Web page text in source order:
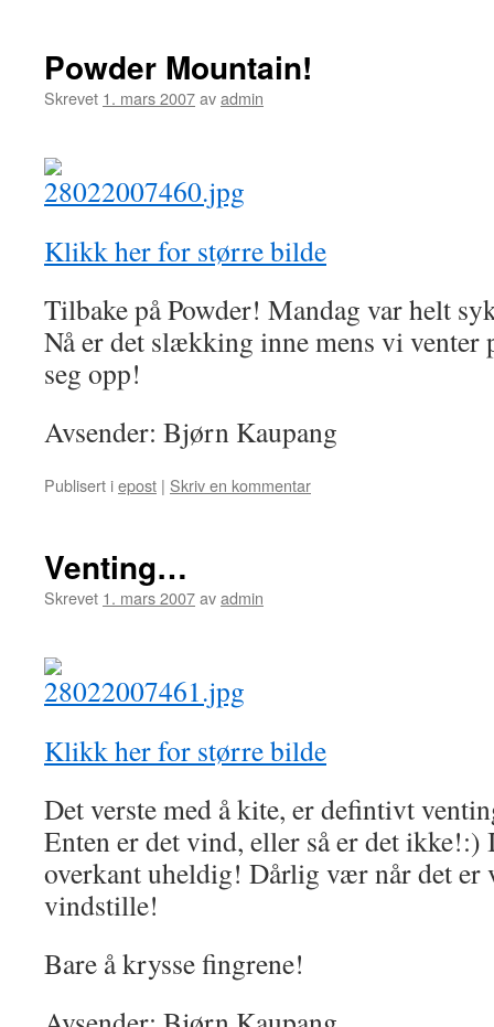
Powder Mountain!
Skrevet 1. mars 2007avadmin
Klikk her for større bilde
Tilbake på Powder! Mandag var helt
Nå er det slækking inne mens vi venter
seg opp!
Avsender: Bjørn Kaupang
Publisert iepost | Skriv en kommentar
Venting…
Skrevet 1. mars 2007avadmin
Klikk her for større bilde
Det verste med å kite, er defintivt
Enten er det vind, eller så er det
overkant uheldig! Dårlig vær når det
vindstille!
Bare å krysse fingrene!